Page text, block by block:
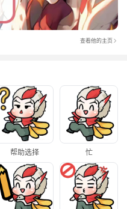
查看他的主页
帮助选择 忙